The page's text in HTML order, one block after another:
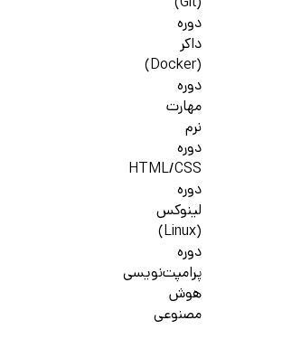
دوره
داکر
(Docker)
دوره
مهارت
نرم
دوره
HTML/CSS
دوره
لینوکس
(Linux)
دوره
پرامپت‌نویسی
هوش
مصنوعی